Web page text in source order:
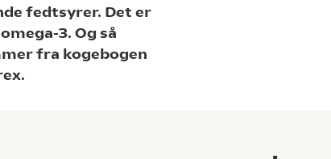
fedtsyrer. Det er
3. Og så
fra kogebogen